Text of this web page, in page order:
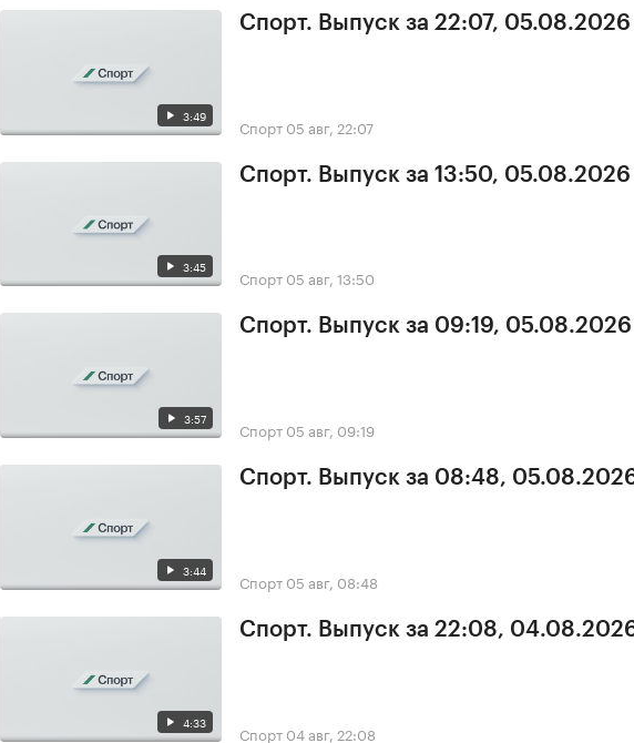
3:49
Спорт. Выпуск за 22:07, 05.08.2026
Спорт 05 авг, 22:07
3:45
Спорт. Выпуск за 13:50, 05.08.2026
Спорт 05 авг, 13:50
3:57
Спорт. Выпуск за 09:19, 05.08.2026
Спорт 05 авг, 09:19
3:44
Спорт. Выпуск за 08:48,
Спорт 05 авг, 08:48
4:33
Спорт. Выпуск за 22:08,
Спорт 04 авг, 22:08